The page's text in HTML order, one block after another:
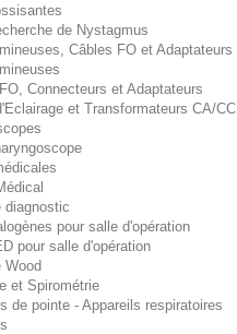
de Nystagmus
Câbles FO et Adaptateurs
Connecteurs et Adaptateurs
et Transformateurs CA/CC
diagnostic
pour salle d'opération
pour salle d'opération
Wood
et Spirométrie
de pointe - Appareils respiratoires